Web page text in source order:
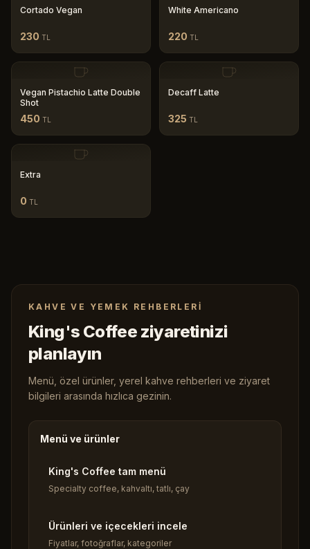
Cortado Vegan
230 TL
White Americano
220 TL
Vegan Pistachio Latte Double
Shot
450 TL
Decaff Latte
325 TL
Extra
0 TL
KAHVE VE YEMEK REHBERLERI
King's Coffee ziyaretinizi
planlayın
Menü, özel ürünler, yerel kahve rehberleri ve ziyaret
bilgileri arasında hızlıca gezinin.
Menü ve ürünler
King's Coffee tam menü
Specialty coffee, kahvaltı, tatlı, çay
Ürünleri ve içecekleri incele
Fiyatlar, fotoğraflar, kategoriler